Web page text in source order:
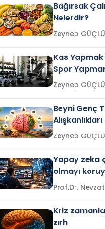
Bağırsak
Nelerdir?
Zeynep
Kas
Spor
Zeynep
Beyni Genç
Alışkanlıkları
Zeynep
Yapay zeka
olmayı
Kriz
zırh